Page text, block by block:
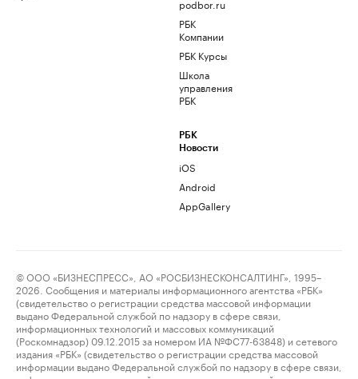
podbor.ru
РБК
Компании
РБК Курсы
Школа
управления
РБК
РБК
Новости
iOS
Android
AppGallery
© ООО «БИЗНЕСПРЕСС», АО «РОСБИЗНЕСКОНСАЛТИНГ», 1995–
2026. Сообщения и материалы информационного агентства «РБК»
(свидетельство о регистрации средства массовой информации
выдано Федеральной службой по надзору в сфере связи,
информационных технологий и массовых коммуникаций
(Роскомнадзор) 09.12.2015 за номером ИА №ФС77-63848) и сетевого
издания «РБК» (свидетельство о регистрации средства массовой
информации выдано Федеральной службой по надзору в сфере связи,